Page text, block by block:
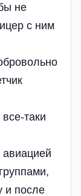
не
с ним
таки
и после